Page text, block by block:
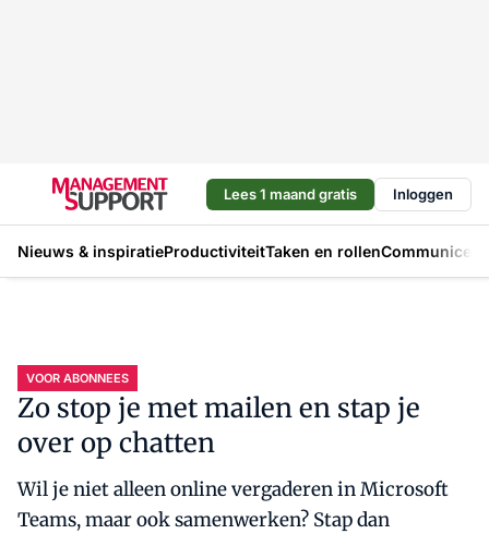
Lees 1 maand gratis Inloggen
Nieuws & inspiratieProductiviteitTaken en rollen
VOOR ABONNEES
Zo stop je met mailen en stap je
over op chatten
Wil je niet alleen online vergaderen in Microsoft
Teams, maar ook samenwerken? Stap dan